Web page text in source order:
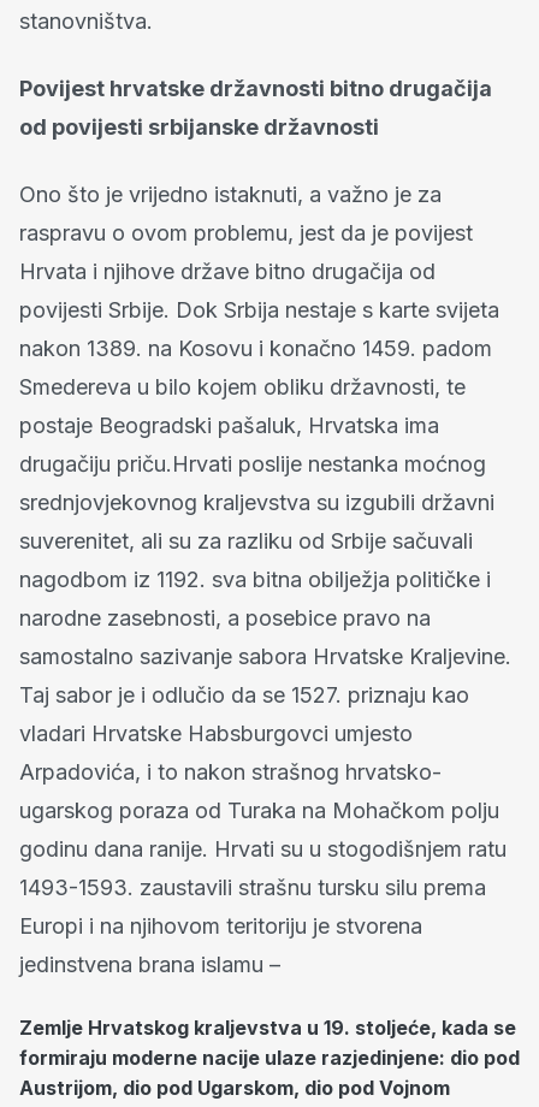
stanovništva.
Povijest hrvatske državnosti bitno drugačija
od povijesti srbijanske državnosti
Ono što je vrijedno istaknuti, a važno je za
raspravu o ovom problemu, jest da je povijest
Hrvata i njihove države bitno drugačija od
povijesti Srbije. Dok Srbija nestaje s karte svijeta
nakon 1389. na Kosovu i konačno 1459. padom
Smedereva u bilo kojem obliku državnosti, te
postaje Beogradski pašaluk, Hrvatska ima
drugačiju priču.Hrvati poslije nestanka moćnog
srednjovjekovnog kraljevstva su izgubili državni
suverenitet, ali su za razliku od Srbije sačuvali
nagodbom iz 1192. sva bitna obilježja političke i
narodne zasebnosti, a posebice pravo na
samostalno sazivanje sabora Hrvatske Kraljevine.
Taj sabor je i odlučio da se 1527. priznaju kao
vladari Hrvatske Habsburgovci umjesto
Arpadovića, i to nakon strašnog hrvatsko-
ugarskog poraza od Turaka na Mohačkom polju
godinu dana ranije. Hrvati su u stogodišnjem ratu
1493-1593. zaustavili strašnu tursku silu prema
Europi i na njihovom teritoriju je stvorena
jedinstvena brana islamu –
Zemlje Hrvatskog kraljevstva u 19. stoljeće, kada se
formiraju moderne nacije ulaze razjedinjene: dio pod
Austrijom, dio pod Ugarskom, dio pod Vojnom